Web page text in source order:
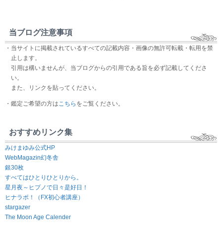
当ブログ注意事項
・当サイトに掲載されているすべての記載内容・画像の無許可転載・転用を禁
止します。
引用は構いませんが、当ブログからの引用である旨を必ず記載してくださ
い。
また、リンクを貼ってください。
・鑑定ご希望の方はこちら をご覧ください。
おすすめリンク集
みけまゆみ公式HP
WebMagazin幻冬舎
銀30枚
すべてはひとりひとりから。
星月夜～ヒプノで日々是好日！
ヒナラボ！（FX初心者講座）
stargazer
The Moon Age Calender